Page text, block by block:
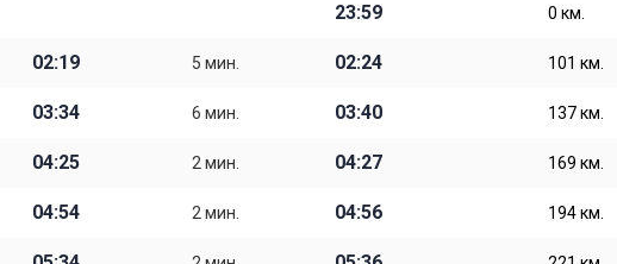
23:59 0 км.
02:19 5 мин. 02:24 101 км.
03:34 6 мин. 03:40 137 км.
04:25 2 мин. 04:27 169 км.
04:54 2 мин. 04:56 194 км.